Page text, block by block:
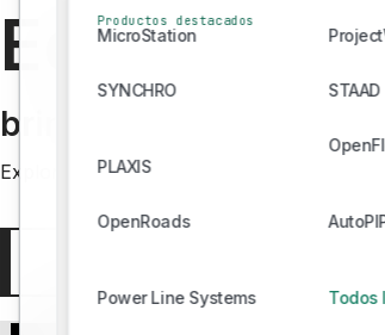
SYNCHRO
OpenRoads
STAAD
Productos destacados
MicroStation
SYNCHRO
PLAXIS
OpenRoads
Power Line Systems
STAAD
Todos
bring learning to life
Explore free engineering lesson plans,